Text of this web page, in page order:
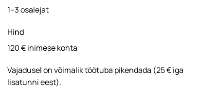
1–3 osalejat
Hind
120 € inimese kohta
Vajadusel on võimalik töötuba pikendada (25 € iga
lisatunni eest).